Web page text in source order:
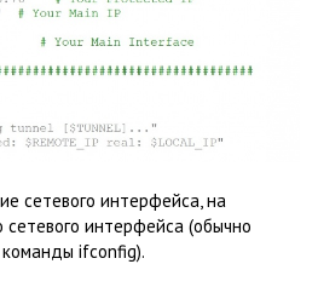
сетевого интерфейса, на
сетевого интерфейса (обычно
ifconfig).